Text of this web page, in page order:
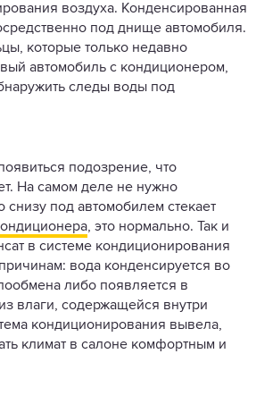
воздуха. Конденсированная
под днище автомобиля.
которые только недавно
автомобиль с кондиционером,
следы воды под
подозрение, что
На самом деле не нужно
снизу под автомобилем стекает
, это нормально. Так и
в системе кондиционирования
вода конденсируется во
либо появляется в
влаги, содержащейся внутри
кондиционирования вывела,
климат в салоне комфортным и